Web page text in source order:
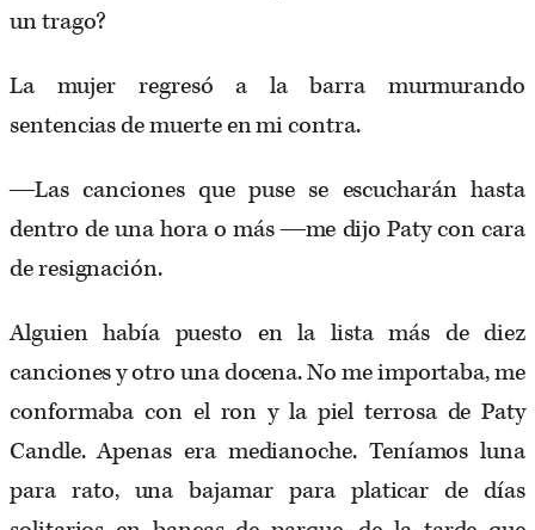
un trago?
La mujer regresó a la barra murmurando
sentencias de muerte en mi contra.
―Las canciones que puse se escucharán hasta
dentro de una hora o más ―me dijo Paty con cara
de resignación.
Alguien había puesto en la lista más de diez
canciones y otro una docena. No me importaba, me
conformaba con el ron y la piel terrosa de Paty
Candle. Apenas era medianoche. Teníamos luna
para rato, una bajamar para platicar de días